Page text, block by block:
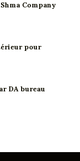
Company
pour
DA bureau